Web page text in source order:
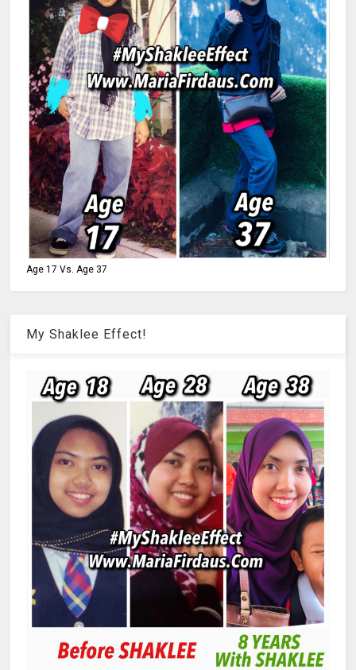
Age 17 Vs. Age 37
My Shaklee Effect!